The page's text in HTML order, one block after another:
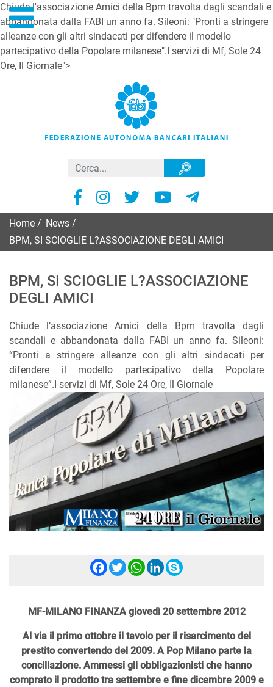
Chiude l'associazione Amici della Bpm travolta dagli scandali e
abbandonata dalla FABI un anno fa. Sileoni: "Pronti a stringere
alleanze con gli altri sindacati per difendere il modello
partecipativo della Popolare milanese".I servizi di Mf, Sole 24
Ore, Il Giornale">
Home News
BPM, SI SCIOGLIE L?ASSOCIAZIONE DEGLI AMICI
BPM, SI SCIOGLIE L?ASSOCIAZIONE
DEGLI AMICI
Chiude l’associazione Amici della Bpm travolta dagli
scandali e abbandonata dalla FABI un anno fa. Sileoni:
“Pronti a stringere alleanze con gli altri sindacati per
difendere il modello partecipativo della Popolare
milanese”.I servizi di Mf, Sole 24 Ore, Il Giornale
Facebook
Twitter
WhatsApp
LinkedIn
Skype
MF-MILANO FINANZA giovedì 20 settembre 2012
Al via il primo ottobre il tavolo per il risarcimento del
prestito convertendo del 2009. A Pop Milano parte la
conciliazione. Ammessi gli obbligazionisti che hanno
comprato il prodotto tra settembre e fine dicembre 2009 e